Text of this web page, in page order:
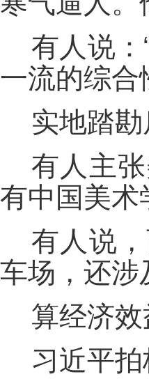
有人说
一流的综合
实地踏
有人主
有中国美术
有人说
车场，还
算经济
习近平拍